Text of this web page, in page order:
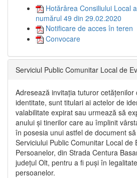
Hotărârea Consiliului Local
numărul 49 din 29.02.2020
Notificare de acces în teren
Convocare
Serviciul Public Comunitar Local de
Adresează invitația tuturor
identitate, sunt titulari ai actelor de
valabilitate expirat sau urmează să
anului și tinerilor care au împlinit
în posesia unui astfel de document
Serviciului Public Comunitar Local de
Persoanelor, din Strada Centura
județul Olt, pentru a fi puși în
persoanelor.